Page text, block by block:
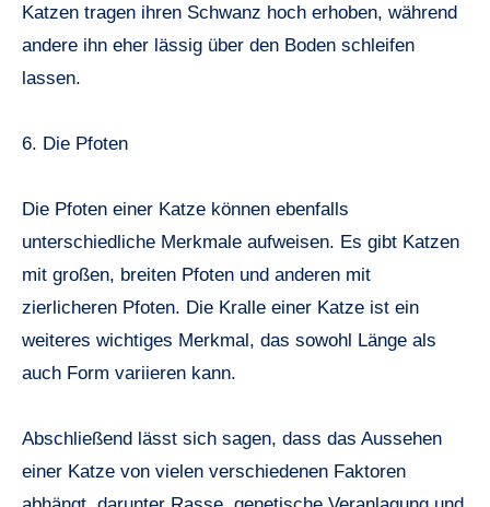
Katzen tragen ihren Schwanz hoch erhoben, während
andere ihn eher lässig über den Boden schleifen
lassen.
6. Die Pfoten
Die Pfoten einer Katze können ebenfalls
unterschiedliche Merkmale aufweisen. Es gibt Katzen
mit großen, breiten Pfoten und anderen mit
zierlicheren Pfoten. Die Kralle einer Katze ist ein
weiteres wichtiges Merkmal, das sowohl Länge als
auch Form variieren kann.
Abschließend lässt sich sagen, dass das Aussehen
einer Katze von vielen verschiedenen Faktoren